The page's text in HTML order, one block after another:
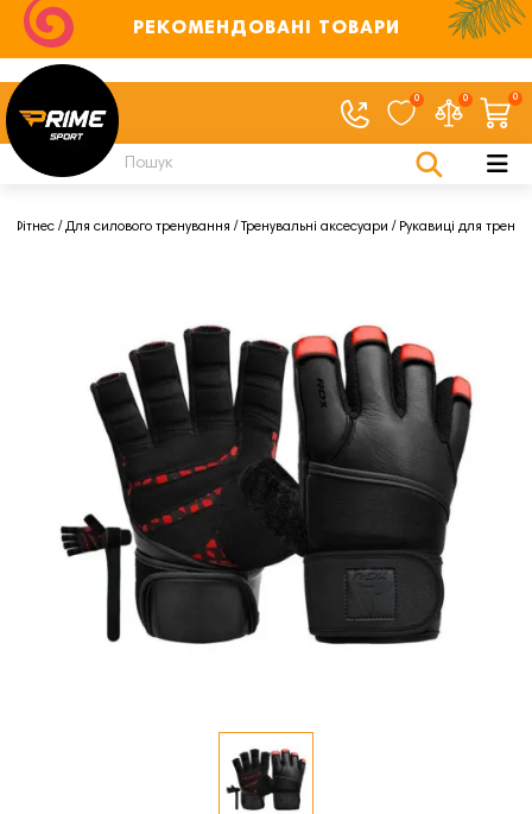
РЕКОМЕНДОВАНІ ТОВАРИ
0 0 0
Фітнес Для силового тренування Тренувальні аксесуари Рукавиці для